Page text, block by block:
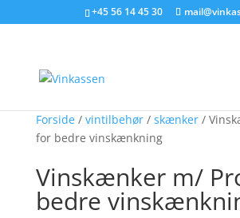
+45 56 14 45 30
Søg produkter - start med at skrive
Forside/ vintilbehør/ skænker/
for bedre vinskænkning
Vinskænker m/
bedre